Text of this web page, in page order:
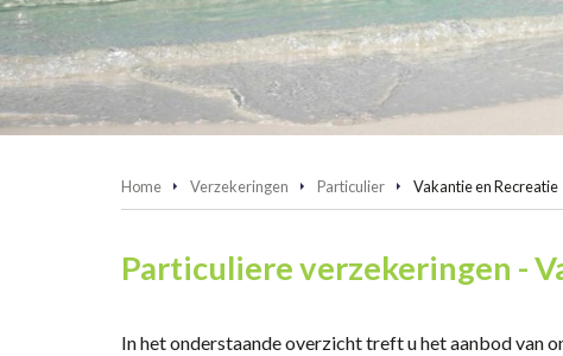
Home Verzekeringen Particulier Vakantie en Recreatie
Particuliere verzekeringen -
In het onderstaande overzicht treft u het aanbod van